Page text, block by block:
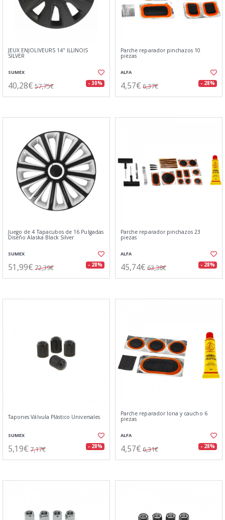
JEUX ENJOLIVEURS 14" ILLINOIS
SILVER
SUMEX
40,28€ 57,75€ - 30%
Parche reparador pinchazos 10
piezas
ALFA
4,57€ 6,37€ - 28%
Juego de 4 Tapacubos de 16 Pulgadas
Diseño Alaska Black Silver
SUMEX
51,99€ 72,39€ - 28%
Parche reparador pinchazos 23
piezas
ALFA
45,74€ 63,38€ - 28%
Tapones Válvula Plástico Universales
SUMEX
5,19€ 7,17€ - 28%
Parche reparador lona y caucho 6
piezas
ALFA
4,57€ 6,31€ - 28%